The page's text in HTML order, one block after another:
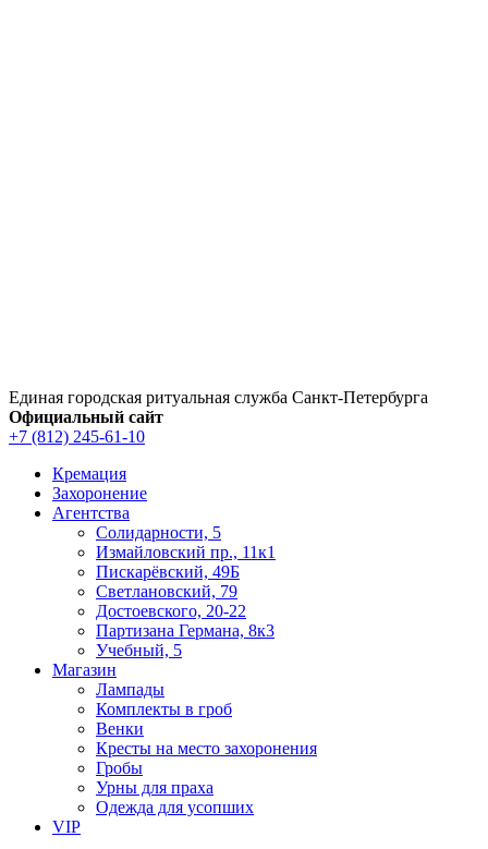
Единая городская ритуальная служба Санкт‑Петербурга
Официальный сайт
+7 (812) 245-61-10
Кремация
Захоронение
Агентства
Солидарности, 5
Измайловский пр., 11к1
Пискарёвский, 49Б
Светлановский, 79
Достоевского, 20-22
Партизана Германа, 8к3
Учебный, 5
Магазин
Лампады
Комплекты в гроб
Венки
Кресты на место захоронения
Гробы
Урны для праха
Одежда для усопших
VIP